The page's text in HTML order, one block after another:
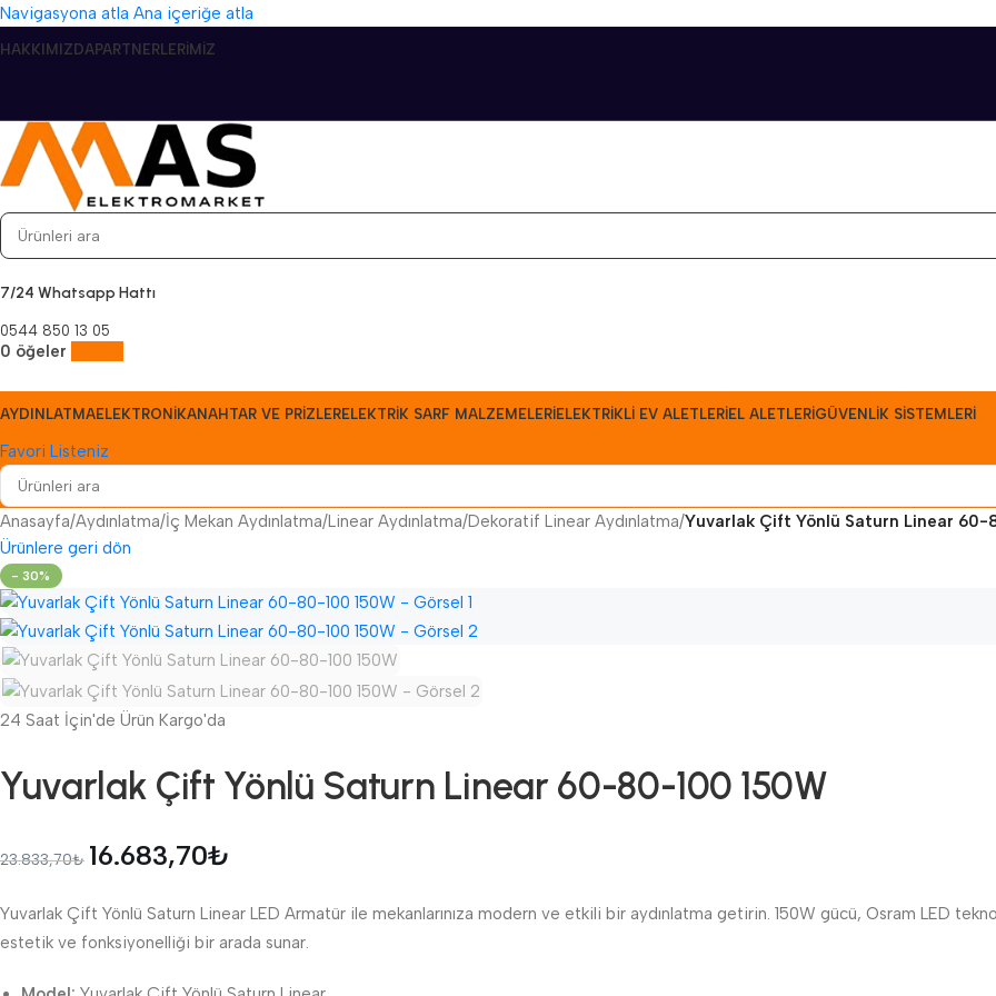
Navigasyona atla Ana içeriğe atla
HAKKIMIZDA PARTNERLERIMIZ
7/24 Whatsapp Hattı
0544 850 13 05
0 öğeler
AYDINLATMAELEKTRONIKANAHTAR VE PRIZLERELEKTRIK SARF MALZEMELERIELEKTRIKLI EV ALETLERIEL ALETLERIGÜVENLIK SISTEMLERI
Favori Listeniz
Anasayfa/Aydınlatma/İç Mekan Aydınlatma/Linear Aydınlatma/Dekoratif Linear Aydınlatma/Yuvarlak Çift Yönlü Saturn Linear 60-
Ürünlere geri dön
- 30%
24 Saat İçin'de Ürün Kargo'da
Yuvarlak Çift Yönlü Saturn Linear 60-80-100 150W
23.833,70₺ 16.683,70₺
Yuvarlak Çift Yönlü Saturn Linear LED Armatür ile mekanlarınıza modern ve etkili bir aydınlatma getirin. 150W gücü, Osram LED
estetik ve fonksiyonelliği bir arada sunar.